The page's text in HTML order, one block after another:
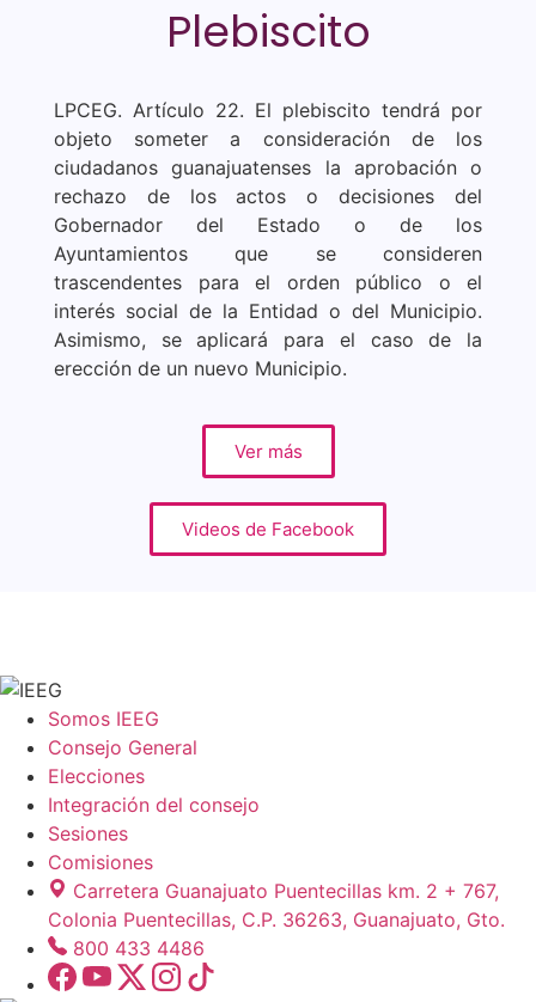
Plebiscito
LPCEG. Artículo 22. El plebiscito tendrá por
objeto someter a consideración de los
ciudadanos guanajuatenses la aprobación o
rechazo de los actos o decisiones del
Gobernador del Estado o de los
Ayuntamientos que se consideren
trascendentes para el orden público o el
interés social de la Entidad o del Municipio.
Asimismo, se aplicará para el caso de la
erección de un nuevo Municipio.
Ver más
Videos de Facebook
Somos IEEG
Consejo General
Elecciones
Integración del consejo
Sesiones
Comisiones
Carretera Guanajuato Puentecillas km. 2 + 767,
Colonia Puentecillas, C.P. 36263, Guanajuato, Gto.
800 433 4486